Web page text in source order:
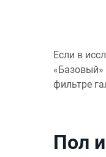
Если в
«Базовый»
фильтре
Пол